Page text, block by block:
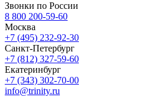
Звонки по России
8 800 200-59-60
Москва
+7 (495) 232-92-30
Санкт-Петербург
+7 (812) 327-59-60
Екатеринбург
+7 (343) 302-70-00
info@trinity.ru